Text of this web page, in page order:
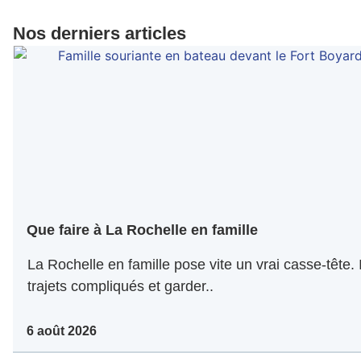
Nos derniers articles
Que faire à La Rochelle en famille
La Rochelle en famille pose vite un vrai casse-
trajets compliqués et garder..
6 août 2026